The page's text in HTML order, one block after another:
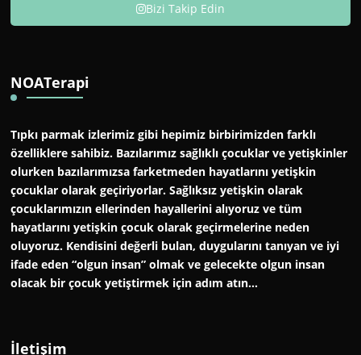
Bizi Takip Edin
NOATerapi
Tıpkı parmak izlerimiz gibi hepimiz birbirimizden farklı
özelliklere sahibiz. Bazılarımız sağlıklı çocuklar ve yetişkinler
olurken bazılarımızsa farketmeden hayatlarını yetişkin
çocuklar olarak geçiriyorlar. Sağlıksız yetişkin olarak
çocuklarımızın ellerinden hayallerini alıyoruz ve tüm
hayatlarını yetişkin çocuk olarak geçirmelerine neden
oluyoruz. Kendisini değerli bulan, duygularını tanıyan ve iyi
ifade eden “olgun insan” olmak ve gelecekte olgun insan
olacak bir çocuk yetiştirmek için adım atın…
İletişim